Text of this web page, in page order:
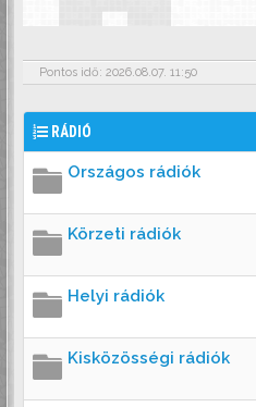
Pontos idő: 2026.08.07. 11:50
RÁDIÓ
Országos rádiók
Körzeti rádiók
Helyi rádiók
Kisközösségi rádiók